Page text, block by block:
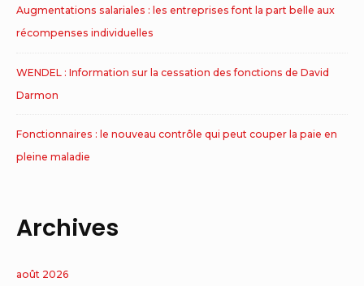
Augmentations salariales : les entreprises font la part belle aux
récompenses individuelles
WENDEL : Information sur la cessation des fonctions de David
Darmon
Fonctionnaires : le nouveau contrôle qui peut couper la paie en
pleine maladie
Archives
août 2026